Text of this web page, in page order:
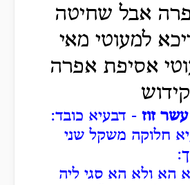
אבל שחיטה
למעוטי מאי
אסיפת אפרה
זוז - דבעיא כובד:
חלוקה משקל שני
הא ולא הא סגי ליה